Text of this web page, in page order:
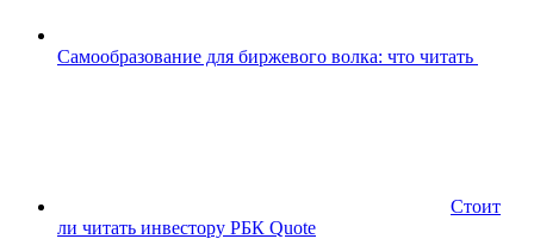
Самообразование для биржевого волка: что читать
Стоит
ли читать инвестору РБК Quote